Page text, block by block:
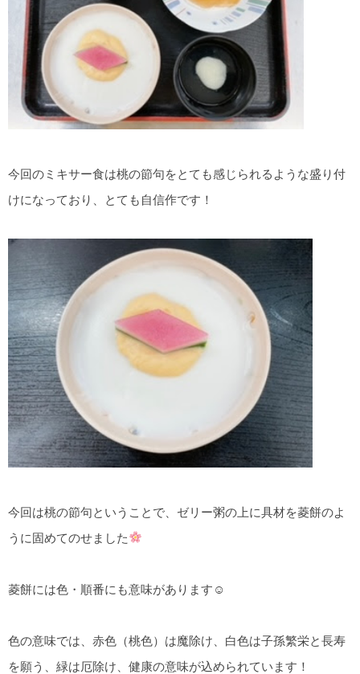
今回のミキサー食は桃の節句をとても感じられるような盛り付
けになっており、とても自信作です！
今回は桃の節句ということで、ゼリー粥の上に具材を菱餅のよ
うに固めてのせました
菱餅には色・順番にも意味があります☺
色の意味では、赤色（桃色）は魔除け、白色は子孫繁栄と長寿
を願う、緑は厄除け、健康の意味が込められています！